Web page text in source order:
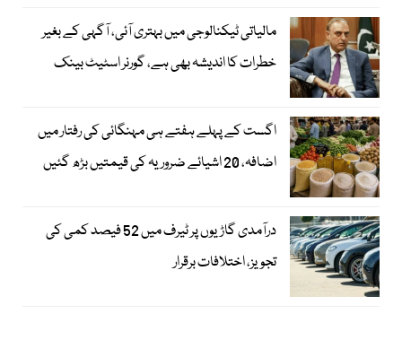
مالیاتی ٹیکنالوجی میں بہتری آئی، آگہی کے بغیر
خطرات کا اندیشہ بھی ہے، گورنر اسٹیٹ بینک
اگست کے پہلے ہفتے ہی مہنگائی کی رفتار میں
اضافہ، 20 اشیائے ضروریہ کی قیمتیں بڑھ گئیں
درآمدی گاڑیوں پر ٹیرف میں 52 فیصد کمی کی
تجویز، اختلافات برقرار